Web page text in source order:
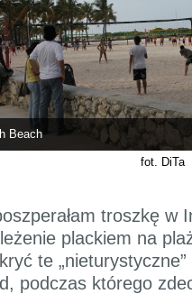
Beach
fot. DiTa
troszkę w
plackiem na
te
podczas którego